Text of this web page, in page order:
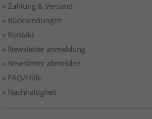
» Zahlung & Versand
» Rücksendungen
» Kontakt
» Newsletter anmeldung
» Newsletter abmelden
» FAQ/Hilfe
» Nachhaltigkeit